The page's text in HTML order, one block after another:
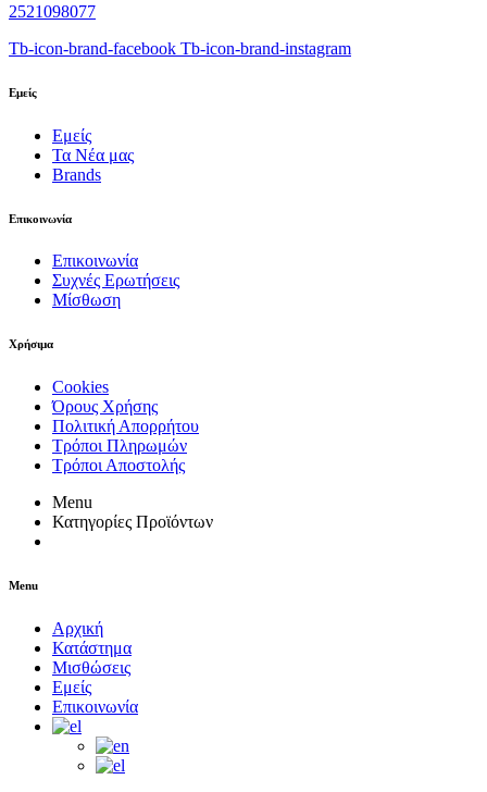
2521098077
Tb-icon-brand-facebook Tb-icon-brand-instagram
Εμείς
Εμείς
Τα Νέα μας
Brands
Επικοινωνία
Επικοινωνία
Συχνές Ερωτήσεις
Μίσθωση
Χρήσιμα
Cookies
Όρους Χρήσης
Πολιτική Απορρήτου
Τρόποι Πληρωμών
Τρόποι Αποστολής
Menu
Κατηγορίες Προϊόντων
Menu
Αρχική
Κατάστημα
Μισθώσεις
Εμείς
Επικοινωνία